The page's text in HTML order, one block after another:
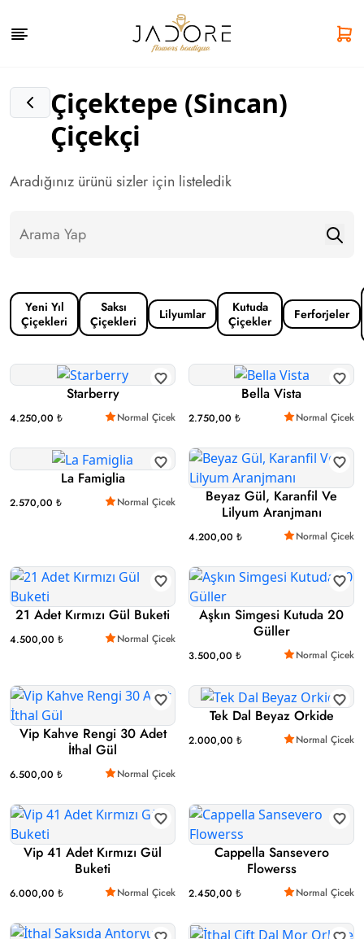
Çiçektepe (Sincan)
Çiçekçi
Aradığınız ürünü sizler için listeledik
Yeni Yıl
Çiçekleri
Saksı
Çiçekleri
Lilyumlar
Kutuda
Çiçekler
Ferforjeler
Starberry
4.250,00 ₺ Normal Çicek
Bella Vista
2.750,00 ₺ Normal Çicek
La Famiglia
2.570,00 ₺ Normal Çicek
Beyaz Gül, Karanfil Ve
Lilyum Aranjmanı
4.200,00 ₺ Normal Çicek
21 Adet Kırmızı Gül Buketi
4.500,00 ₺ Normal Çicek
Aşkın Simgesi Kutuda 20
Güller
3.500,00 ₺ Normal Çicek
Vip Kahve Rengi 30 Adet
İthal Gül
6.500,00 ₺ Normal Çicek
Tek Dal Beyaz Orkide
2.000,00 ₺ Normal Çicek
Vip 41 Adet Kırmızı Gül
Buketi
6.000,00 ₺ Normal Çicek
Cappella Sansevero
Flowerss
2.450,00 ₺ Normal Çicek